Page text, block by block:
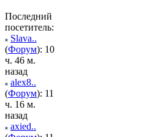
Последний
посетитель:
Slava..
(Форум): 10
ч. 46 м.
назад
alex8..
(Форум): 11
ч. 16 м.
назад
axied..